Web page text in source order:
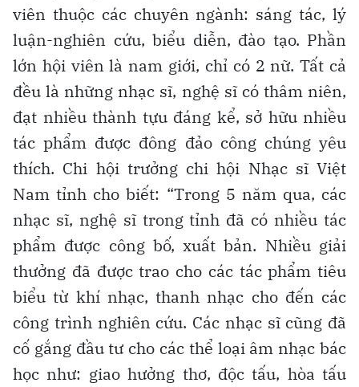
viên thuộc các chuyên ngành: sáng tác, lý
luận-nghiên cứu, biểu diễn, đào tạo. Phần
lớn hội viên là nam giới, chỉ có 2 nữ. Tất cả
đều là những nhạc sĩ, nghệ sĩ có thâm niên,
đạt nhiều thành tựu đáng kể, sở hữu nhiều
tác phẩm được đông đảo công chúng yêu
thích. Chi hội trưởng chi hội Nhạc sĩ Việt
Nam tỉnh cho biết: “Trong 5 năm qua, các
nhạc sĩ, nghệ sĩ trong tỉnh đã có nhiều tác
phẩm được công bố, xuất bản. Nhiều giải
thưởng đã được trao cho các tác phẩm tiêu
biểu từ khí nhạc, thanh nhạc cho đến các
công trình nghiên cứu. Các nhạc sĩ cũng đã
cố gắng đầu tư cho các thể loại âm nhạc bác
học như: giao hưởng thơ, độc tấu, hòa tấu